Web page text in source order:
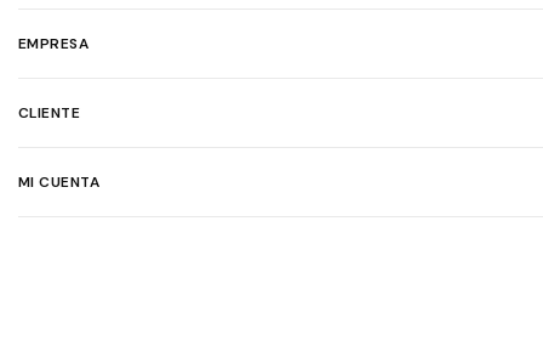
EMPRESA
CLIENTE
MI CUENTA